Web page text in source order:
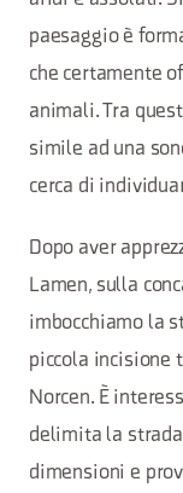
paesaggio è
che certamente
animali. Tra
simile ad una
cerca di
Dopo aver
Lamen, sulla
imbocchiamo la
piccola incisione
Norcen. È
delimita la
dimensioni e